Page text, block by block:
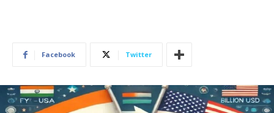
Facebook Twitter